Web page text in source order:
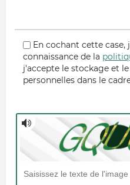
En cochant cette case,
connaissance de la
j'accepte le stockage et
personnelles dans le